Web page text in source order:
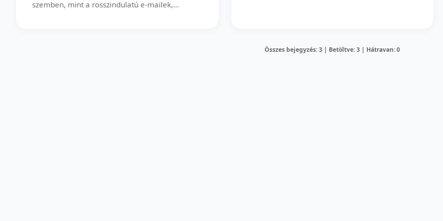
szemben, mint a rosszindulatú e-mailek,...
Összes bejegyzés: 3 | Betöltve: 3 | Hátravan: 0